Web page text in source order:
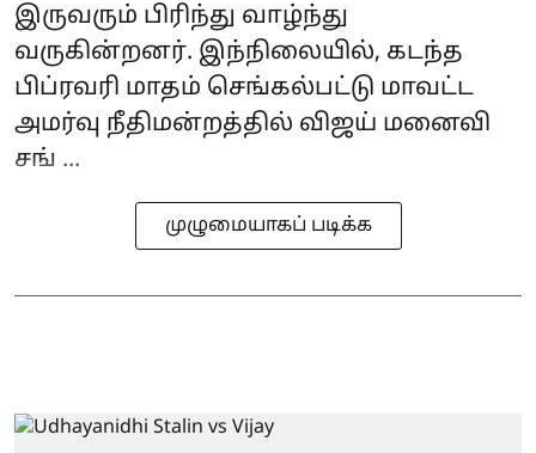
இருவரும் பிரிந்து வாழ்ந்து
வருகின்றனர். இந்நிலையில், கடந்த
பிப்ரவரி மாதம் செங்கல்பட்டு மாவட்ட
அமர்வு நீதிமன்றத்தில் விஜய் மனைவி
சங் ...
முழுமையாகப் படிக்க